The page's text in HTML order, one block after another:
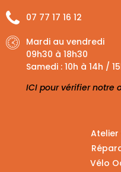
07 77 17 16 12
Mardi au vendredi
09h30 à 18h30
Samedi : 10h à 14h /
ICI pour vérifier notre
Vélo